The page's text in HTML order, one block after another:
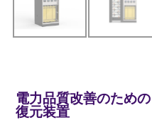
電力品質改善のため
復元装置